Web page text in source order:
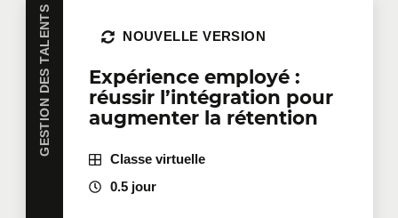
GESTION DES TALENTS
Expérience employé :
réussir l’intégration pour
augmenter la rétention
NOUVELLE VERSION
Classe virtuelle
0.5 jour